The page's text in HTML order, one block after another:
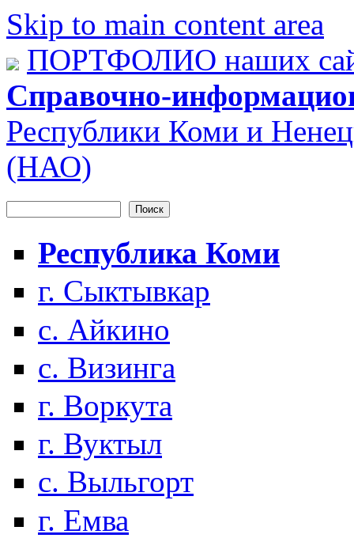
Skip to main content area
ПОРТФОЛИО наших
Справочно-
Республики Коми и
(НАО)
Форма поиска
Республика Коми
г. Сыктывкар
с. Айкино
с. Визинга
г. Воркута
г. Вуктыл
с. Выльгорт
г. Емва